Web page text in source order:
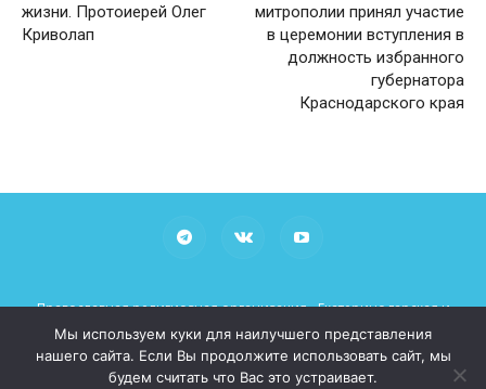
жизни. Протоиерей Олег
Криволап
митрополии принял участие
в церемонии вступления в
должность избранного
губернатора
Краснодарского края
Православная религиозная организация «Екатеринодарская и
Кубанская Епархия Русской Православной Церкви (Московский
Патриархат)»
При использовании материалов просьба указывать рабочие
Мы используем куки для наилучшего представления
нашего сайта. Если Вы продолжите использовать сайт, мы
будем считать что Вас это устраивает.